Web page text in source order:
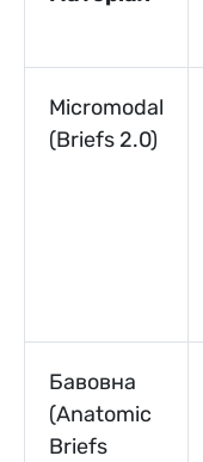
Micromodal
(Briefs 2.0)
Бавовна
(Anatomic
Briefs